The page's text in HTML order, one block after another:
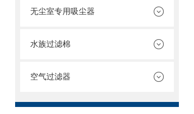
无尘室专用吸尘器
水族过滤棉
空气过滤器